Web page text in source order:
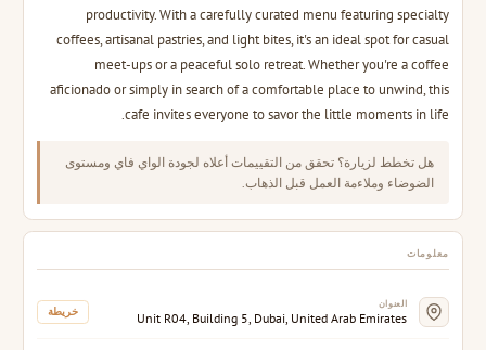
productivity. With a carefully curated menu featuring specialty
coffees, artisanal pastries, and light bites, it's an ideal spot for casual
meet-ups or a peaceful solo retreat. Whether you're a coffee
aficionado or simply in search of a comfortable place to unwind, this
cafe invites everyone to savor the little moments in life.
هل تخطط لزيارة؟ تحقق من التقييمات أعلاه لجودة الواي فاي ومستوى
الضوضاء وملاءمة العمل قبل الذهاب.
معلومات
العنوان
Unit R04, Building 5, Dubai, United Arab Emirates خريطة